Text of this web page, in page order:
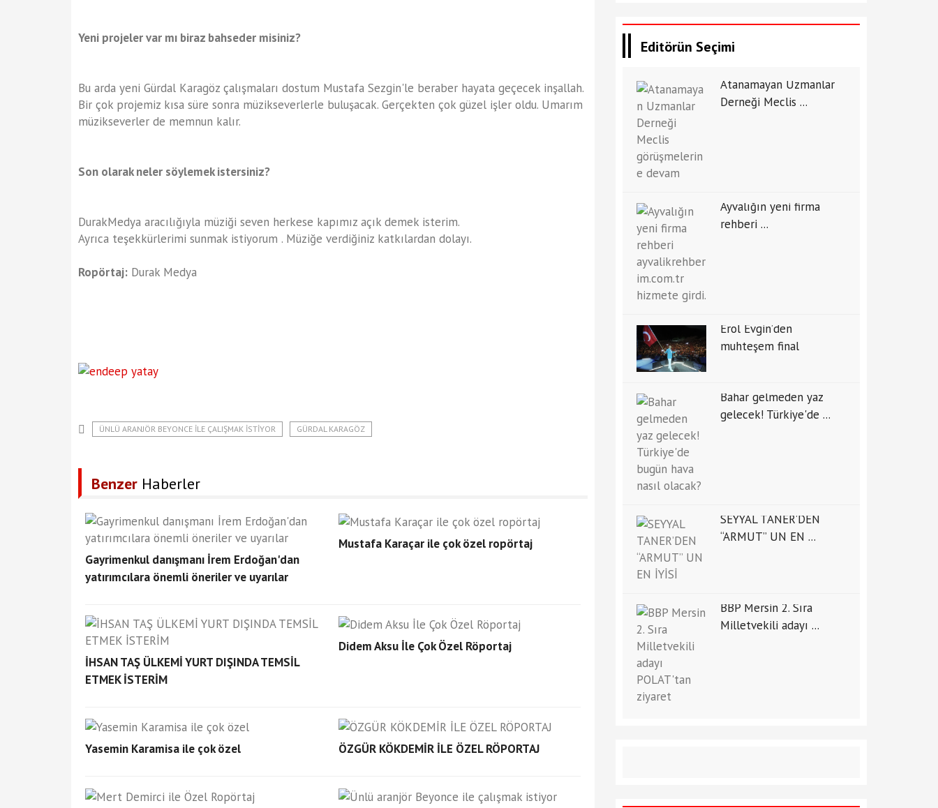
Yeni projeler var mı biraz bahseder misiniz?
Bu arda yeni Gürdal Karagöz çalışmaları dostum Mustafa Sezgin'le beraber hayata geçecek inşallah.
Bir çok projemiz kısa süre sonra müzikseverlerle buluşacak. Gerçekten çok güzel işler oldu. Umarım
müzikseverler de memnun kalır.
Son olarak neler söylemek istersiniz?
DurakMedya aracılığıyla müziği seven herkese kapımız açık demek isterim.
Ayrıca teşekkürlerimi sunmak istiyorum . Müziğe verdiğiniz katkılardan dolayı.
Ropörtaj: Durak Medya
ÜNLÜ ARANJÖR BEYONCE ILE ÇALIŞMAK ISTIYOR GÜRDAL KARAGÖZ
Benzer Haberler
Gayrimenkul danışmanı İrem Erdoğan'dan
yatırımcılara önemli öneriler ve uyarılar
Mustafa Karaçar ile çok özel ropörtaj
İHSAN TAŞ ÜLKEMİ YURT DIŞINDA TEMSİL
ETMEK İSTERİM
Didem Aksu İle Çok Özel Röportaj
Yasemin Karamisa ile çok özel ÖZGÜR KÖKDEMİR İLE ÖZEL RÖPORTAJ
Editörün Seçimi
Atanamayan Uzmanlar
Derneği Meclis ...
Ayvalığın yeni firma
rehberi ...
Erol Evgin’den
muhteşem final
Bahar gelmeden yaz
gelecek! Türkiye'de ...
SEYYAL TANER’DEN
“ARMUT” UN EN ...
BBP Mersin 2. Sıra
Milletvekili adayı ...